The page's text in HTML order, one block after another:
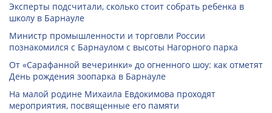
Эксперты подсчитали, сколько стоит собрать ребенка в
школу в Барнауле
Министр промышленности и торговли России
познакомился с Барнаулом с высоты Нагорного парка
От «Сарафанной вечеринки» до огненного шоу: как отметят
День рождения зоопарка в Барнауле
На малой родине Михаила Евдокимова проходят
мероприятия, посвященные его памяти